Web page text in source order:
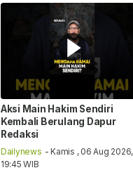
Aksi Main Hakim Sendiri
Kembali Berulang Dapur
Redaksi
Dailynews - Kamis , 06 Aug 2026,
19:45 WIB